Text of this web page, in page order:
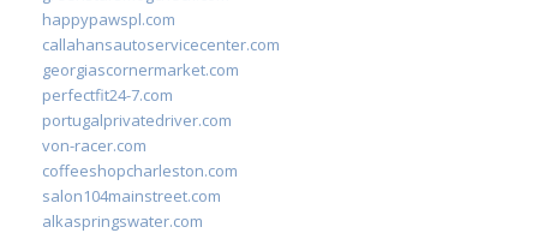
happypawspl.com
callahansautoservicecenter.com
georgiascornermarket.com
perfectfit24-7.com
portugalprivatedriver.com
von-racer.com
coffeeshopcharleston.com
salon104mainstreet.com
alkaspringswater.com